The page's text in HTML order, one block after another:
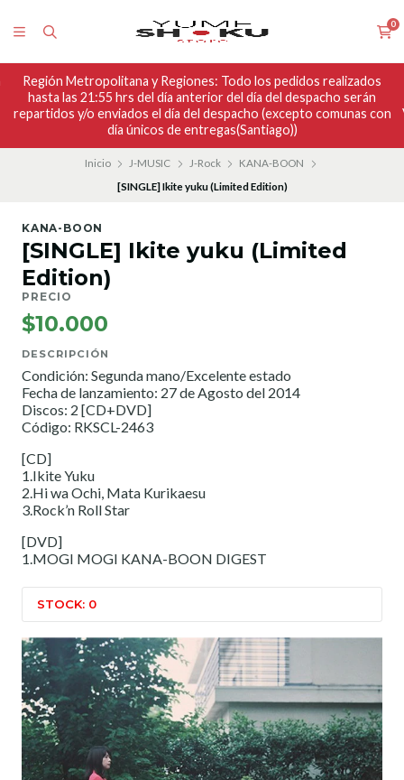
0
Región Metropolitana y Regiones: Todo los pedidos realizados
hasta las 21:55 hrs del día anterior del día del despacho serán
repartidos y/o enviados el día del despacho (excepto comunas con
día únicos de entregas(Santiago))
Inicio J-MUSIC J-Rock
KANA-BOON
[SINGLE] Ikite yuku (Limited Edition)
KANA-BOON
[SINGLE] Ikite yuku (Limited
Edition)
PRECIO
$10.000
DESCRIPCIÓN
Condición: Segunda mano/Excelente estado
Fecha de lanzamiento: 27 de Agosto del 2014
Discos: 2 [CD+DVD]
Código: RKSCL-2463
[CD]
1.Ikite Yuku
2.Hi wa Ochi, Mata Kurikaesu
3.Rock’n Roll Star
[DVD]
1.MOGI MOGI KANA-BOON DIGEST
STOCK: 0